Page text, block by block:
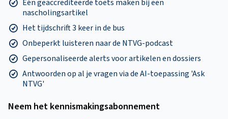
Eén geaccrediteerde toets maken bij een
nascholingsartikel
Het tijdschrift 3 keer in de bus
Onbeperkt luisteren naar de NTVG-podcast
Gepersonaliseerde alerts voor artikelen en dossiers
Antwoorden op al je vragen via de AI-toepassing 'Ask
NTVG'
Neem het kennismakings­abonnement